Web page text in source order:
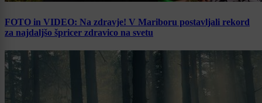
FOTO in VIDEO: Na zdravje! V Mariboru postavljali rekord
za najdaljšo špricer zdravico na svetu